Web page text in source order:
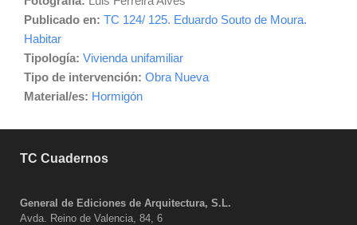
Publicado en: TC 124/ 125. Eduardo Souto de Moura.
Habitar
Tipología: Vivienda unifamiliar
Tipo de intervención: Obra Nueva
Material/es: Hormigón
TC Cuadernos
General de Ediciones de Arquitectura, S.L.
Avda. Reino de Valencia, 84, 6